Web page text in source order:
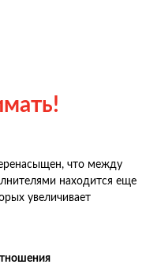
что между
находится еще
увеличивает